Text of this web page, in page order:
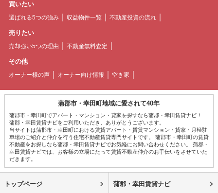
買いたい
選ばれる5つの強み 収益物件一覧 不動産投資の流れ
売りたい
売却強い5つの理由 不動産無料査定
その他
オーナー様の声 オーナー向け情報 空き家
蒲郡市・幸田町地域に愛されて40年
蒲郡市・幸田町でアパート・マンション・貸家を探すなら蒲郡・幸田賃貸ナビ！
蒲郡・幸田賃貸ナビをご利用いただき、ありがとうございます。
当サイトは蒲郡市・幸田町における賃貸アパート・賃貸マンション・貸家・月極駐
車場のご紹介と仲介を行う住宅不動産賃貸専門サイトです。 蒲郡市・幸田町の賃貸
不動産をお探しなら蒲郡・幸田賃貸ナビでお気軽にお問い合わせください。 蒲郡・
幸田賃貸ナビでは、お客様の立場にたって賃貸不動産仲介のお手伝いをさせていた
だきます。
トップページ 蒲郡・幸田賃貸ナビ